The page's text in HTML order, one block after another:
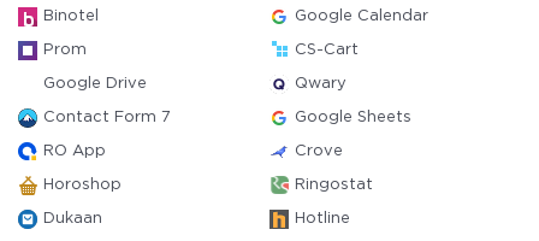
Binotel Google Calendar
Prom CS-Cart
Google Drive Qwary
Contact Form 7 Google Sheets
RO App Crove
Horoshop Ringostat
Dukaan Hotline